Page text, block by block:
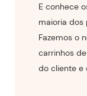
E conhece
maioria dos
Fazemos o
carrinhos
do cliente e